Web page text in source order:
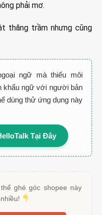
phải mơ.
thăng trầm nhưng cũng
ngữ mà thiếu môi
khẩu ngữ với người bản
dùng thử ứng dụng này
Tại Đây
ghé góc shopee này